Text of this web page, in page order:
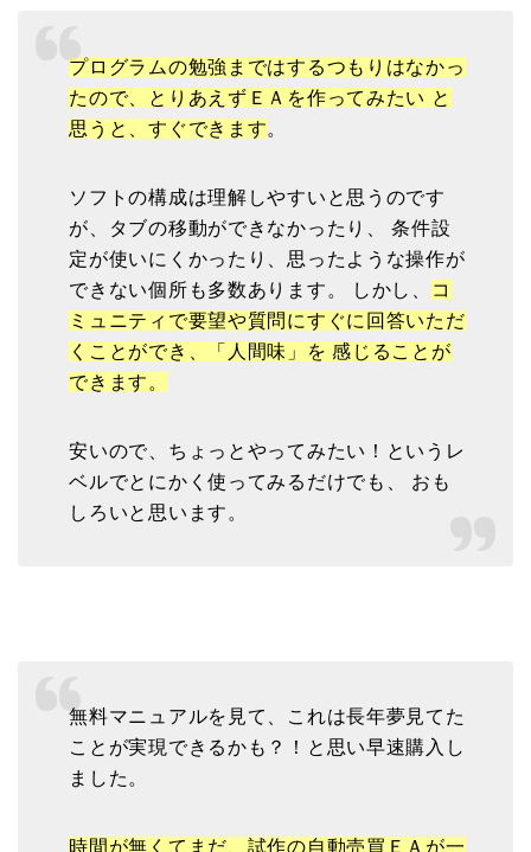
プログラムの勉強まではするつもりはなかっ
たので、とりあえずＥＡを作ってみたい と
思うと、すぐできます。
ソフトの構成は理解しやすいと思うのです
が、タブの移動ができなかったり、 条件設
定が使いにくかったり、思ったような操作が
できない個所も多数あります。 しかし、
コ
ミュニティで要望や質問にすぐに回答いただ
くことができ、「人間味」を 感じることが
できます。
安いので、ちょっとやってみたい！というレ
ベルでとにかく使ってみるだけでも、 おも
しろいと思います。
無料マニュアルを見て、これは長年夢見てた
ことが実現できるかも？！と思い早速購入し
ました。
時間が無くてまだ、試作の自動売買ＥＡが一